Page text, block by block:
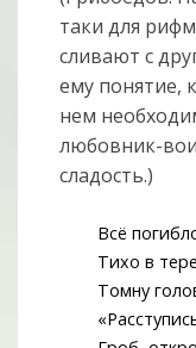
таки для
сливают с
ему понятие,
нем
любовник-
сладость.)
Всё
Тихо в
Томну